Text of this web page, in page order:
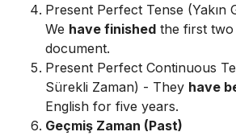
Present Perfect Tense (Yakın
We have finished the first
document.
Present Perfect Continuous
Sürekli Zaman) - They have
English for five years.
Geçmiş Zaman (Past)